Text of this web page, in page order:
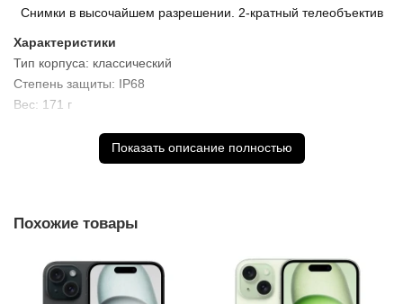
Снимки в высочайшем разрешении. 2-кратный телеобъектив
Характеристики
Тип корпуса: классический
Степень защиты: IP68
Вес: 171 г
Количество основных (тыловых) камер: 2
Основные (тыловые) камеры: 48+12 Мп
Показать описание полностью
Похожие товары